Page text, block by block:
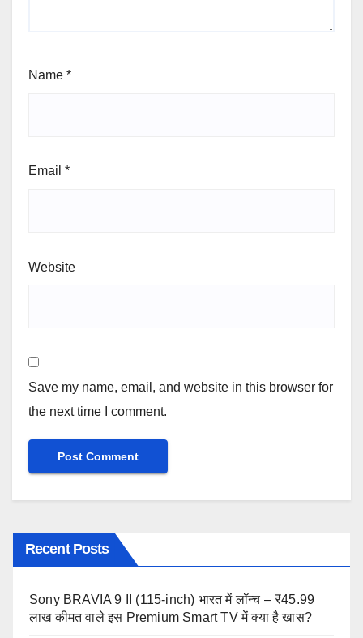
Name *
Email *
Website
Save my name, email, and website in this browser for
the next time I comment.
Recent Posts
Sony BRAVIA 9 II (115-inch) भारत में लॉन्च – ₹45.99
लाख कीमत वाले इस Premium Smart TV में क्या है खास?